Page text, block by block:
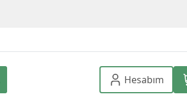
Hesabım